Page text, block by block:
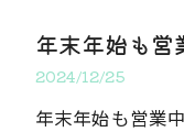
年末年始も
2024/12/25
年末年始も営業